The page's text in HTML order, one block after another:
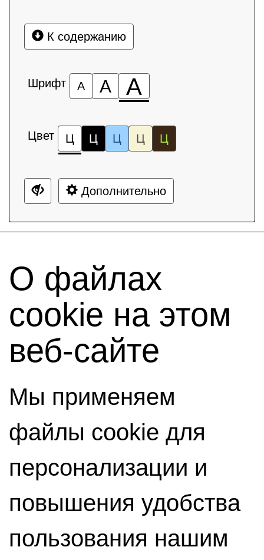
К содержанию
Шрифт А А А
Цвет Ц Ц Ц Ц Ц
Дополнительно
О файлах
cookie на этом
веб-сайте
Мы применяем
файлы cookie для
персонализации и
повышения удобства
пользования нашим